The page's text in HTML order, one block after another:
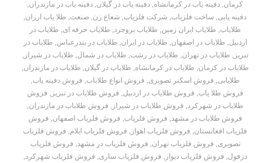
کرمان, دفینه یاب در کرمانشاه, دفینه یاب در گیلان, دفینه یاب در مازندران,
دفینه یابی, ساخت فلزیاب, شرکت فلزیاب, شعاع زن, صنعت, طلا یاب ارزان,
طلایاب, طلایاب ایران زمین, طلایاب بروجرد, طلایاب حرفه ای, طلایاب در
اردبیل, طلایاب در اصفهان, طلایاب در ایران, طلایاب در بندرعباس, طلایاب در
تبریز , طلایاب در تهران, طلایاب در رشت, طلایاب در شمال, طلایاب در شیراز ,
طلایاب در کرمان, طلایاب در کرمانشاه, طلایاب در گیلان, طلایاب در مازندران,
طلایابی, فروش اسکنر تصویری, فروش انواع طلایاب, فروش دفینه یاب,
فروش طلا یاب, فروش طلایاب در اردبیل, فروش طلایاب در تبریز , فروش
طلایاب در شهرکرد, فروش طلایاب در شیراز , فروش طلایاب در مازندران,
فروش طلایاب در مشهد, فروش فلزیاب, فروش فلزیاب اصفهان, فروش
فلزیاب افغانستان, فروش فلزیاب اهواز , فروش فلزیاب ایلام, فروش فلزیاب
تصویری, فروش فلزیاب تهران, فروش فلزیاب در مشهد, فروش فلزیاب
دزفول, فروش فلزیاب دیوار , فروش فلزیاب ساری, فروش فلزیاب شهرکرد,